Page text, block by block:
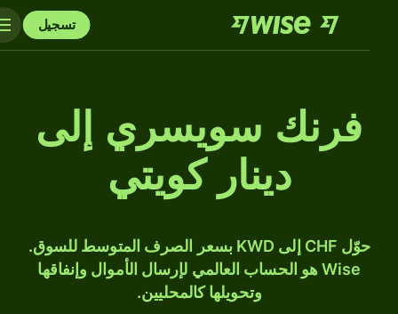
تسجيل
فرنك سويسري إلى
دينار كويتي
حوّل CHF إلى KWD بسعر الصرف المتوسط للسوق.
Wise هو الحساب العالمي لإرسال الأموال وإنفاقها
وتحويلها كالمحليين.